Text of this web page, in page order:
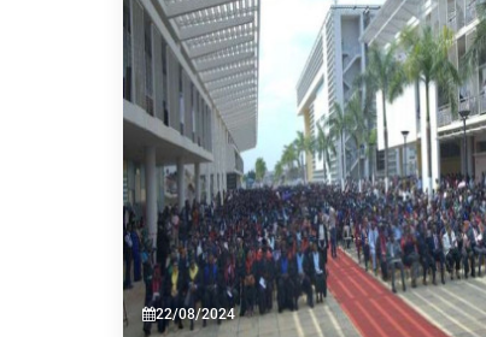
22/08/2024